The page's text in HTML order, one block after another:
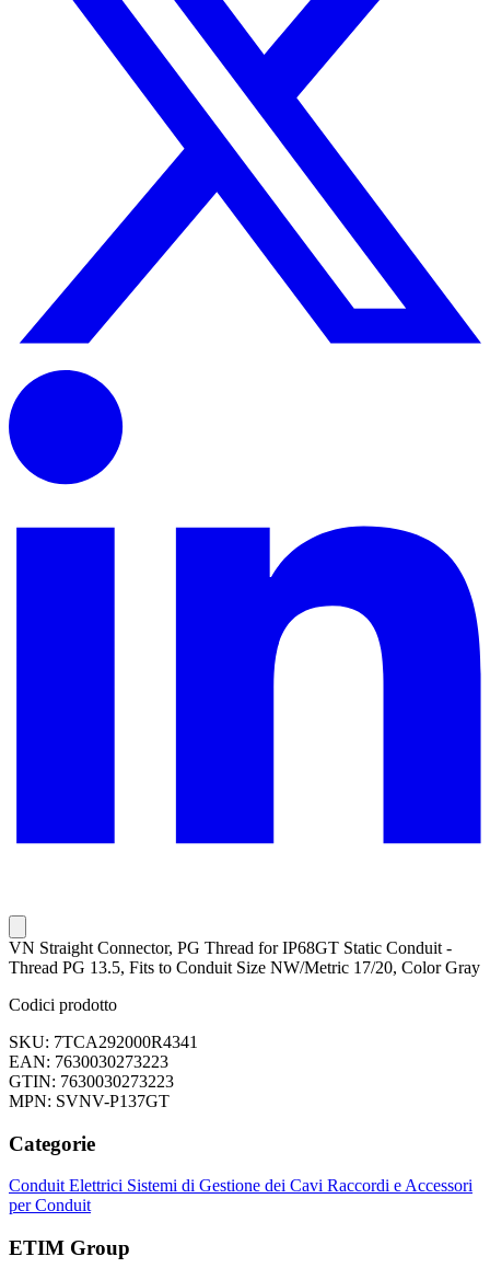
VN Straight Connector, PG Thread for IP68GT Static Conduit -
Thread PG 13.5, Fits to Conduit Size NW/Metric 17/20, Color Gray
Codici prodotto
SKU: 7TCA292000R4341
EAN: 7630030273223
GTIN: 7630030273223
MPN: SVNV-P137GT
Categorie
Conduit Elettrici Sistemi di Gestione dei Cavi Raccordi e Accessori
per Conduit
ETIM Group